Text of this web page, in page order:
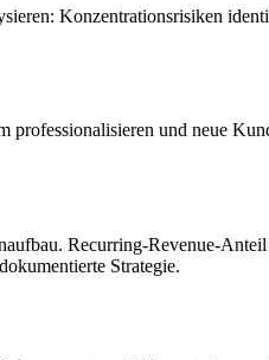
Konzentrationsrisiken
und neue
Recurring-Revenue-
Strategie.